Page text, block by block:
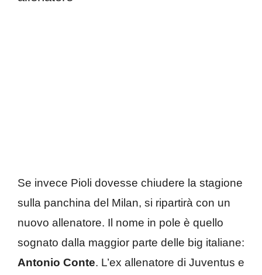
Se invece Pioli dovesse chiudere la stagione
sulla panchina del Milan, si ripartirà con un
nuovo allenatore. Il nome in pole è quello
sognato dalla maggior parte delle big italiane:
Antonio Conte. L’ex allenatore di Juventus e